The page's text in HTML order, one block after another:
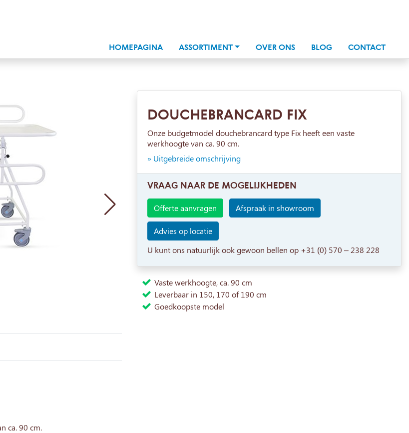
HOMEPAGINA ASSORTIMENT OVER ONS BLOG CONTACT
ca. 90 cm.
DOUCHEBRANCARD FIX
Onze budgetmodel douchebrancard type Fix heeft een vaste
werkhoogte van ca. 90 cm.
» Uitgebreide omschrijving
VRAAG NAAR DE MOGELIJKHEDEN
Offerte aanvragen Afspraak in showroom
Advies op locatie
U kunt ons natuurlijk ook gewoon bellen op +31 (0) 570 – 238 228
Vaste werkhoogte, ca. 90 cm
Leverbaar in 150, 170 of 190 cm
Goedkoopste model